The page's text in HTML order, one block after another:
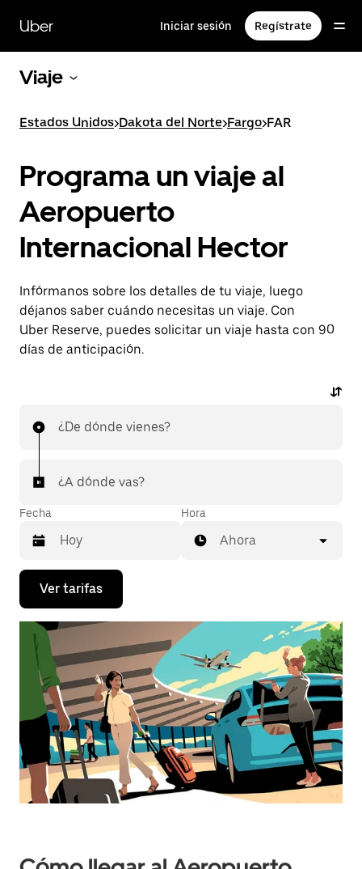
contenido
principal
Uber Iniciar sesión Regístrate
Viaje
Estados Unidos>Dakota del Norte>Fargo>FAR
Programa un viaje al
Aeropuerto
Internacional Hector
Infórmanos sobre los detalles de tu viaje, luego
déjanos saber cuándo necesitas un viaje. Con
Uber Reserve, puedes solicitar un viaje hasta con 90
días de anticipación.
¿De dónde vienes?
¿A dónde vas?
Fecha
Presiona
flecha
hacia
abajo
para
interactuar
con
calendario
y
selecciona
una
fecha.
Presiona
la
el
Hora
Ahora
Ver tarifas